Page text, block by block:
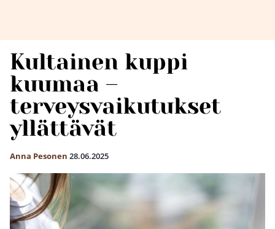
Kultainen kuppi
kuumaa –
terveysvaikutukset
yllättävät
Anna Pesonen 28.06.2025